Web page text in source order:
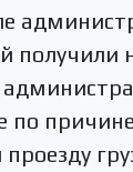
получили
по